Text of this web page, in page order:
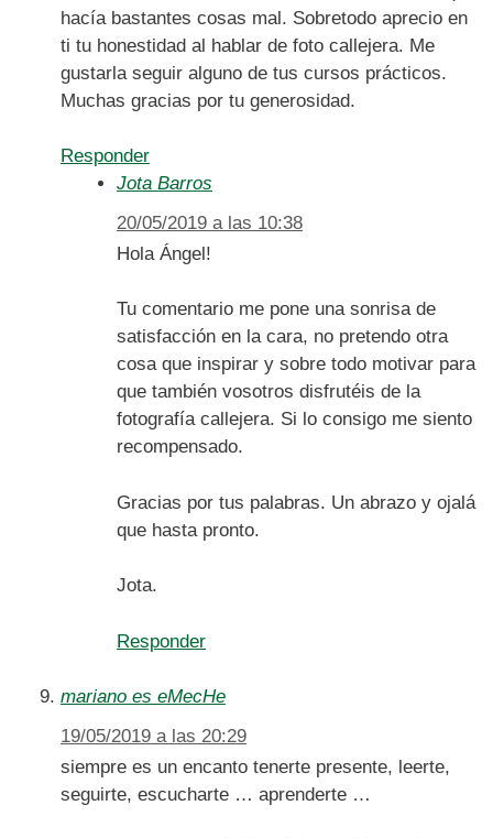
hacía bastantes cosas mal. Sobretodo aprecio en
ti tu honestidad al hablar de foto callejera. Me
gustarla seguir alguno de tus cursos prácticos.
Muchas gracias por tu generosidad.
Responder
Jota Barros
20/05/2019 a las 10:38
Hola Ángel!
Tu comentario me pone una sonrisa de
satisfacción en la cara, no pretendo otra
cosa que inspirar y sobre todo motivar para
que también vosotros disfrutéis de la
fotografía callejera. Si lo consigo me siento
recompensado.
Gracias por tus palabras. Un abrazo y ojalá
que hasta pronto.
Jota.
Responder
mariano es eMecHe
19/05/2019 a las 20:29
siempre es un encanto tenerte presente, leerte,
seguirte, escucharte … aprenderte …